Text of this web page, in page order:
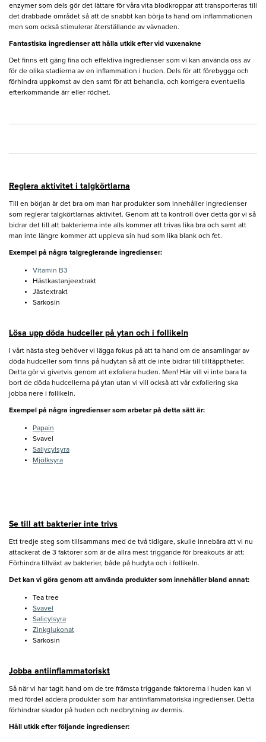
enzymer som dels gör det lättare för våra vita blodkroppar att transporteras till
det drabbade området så att de snabbt kan börja ta hand om inflammationen
men som också stimulerar återställande av vävnaden.
Fantastiska ingredienser att hålla utkik efter vid vuxenakne
Det finns ett gäng fina och effektiva ingredienser som vi kan använda oss av
för de olika stadierna av en inflammation i huden. Dels för att förebygga och
förhindra uppkomst av den samt för att behandla, och korrigera eventuella
efterkommande ärr eller rödhet.
Reglera aktivitet i talgkörtlarna
Till en början är det bra om man har produkter som innehåller ingredienser
som reglerar talgkörtlarnas aktivitet. Genom att ta kontroll över detta gör vi så
bidrar det till att bakterierna inte alls kommer att trivas lika bra och samt att
man inte längre kommer att uppleva sin hud som lika blank och fet.
Exempel på några talgreglerande ingredienser:
Vitamin B3
Hästkastanjeextrakt
Jästextrakt
Sarkosin
Lösa upp döda hudceller på ytan och i follikeln
I vårt nästa steg behöver vi lägga fokus på att ta hand om de ansamlingar av
döda hudceller som finns på hudytan så att de inte bidrar till tilltäpptheter.
Detta gör vi givetvis genom att exfoliera huden. Men! Här vill vi inte bara ta
bort de döda hudcellerna på ytan utan vi vill också att vår exfoliering ska
jobba nere i follikeln.
Exempel på några ingredienser som arbetar på detta sätt är:
Papain
Svavel
Saliycylsyra
Mjölksyra
Se till att bakterier inte trivs
Ett tredje steg som tillsammans med de två tidigare, skulle innebära att vi nu
attackerat de 3 faktorer som är de allra mest triggande för breakouts är att:
Förhindra tillväxt av bakterier, både på hudyta och i follikeln.
Det kan vi göra genom att använda produkter som innehåller bland annat:
Tea tree
Svavel
Salicylsyra
Zinkglukonat
Sarkosin
Jobba antiinflammatoriskt
Så när vi har tagit hand om de tre främsta triggande faktorerna i huden kan vi
med fördel addera produkter som har antiinflammatoriska ingredienser. Detta
förhindrar skador på huden och nedbrytning av dermis.
Håll utkik efter följande ingredienser: